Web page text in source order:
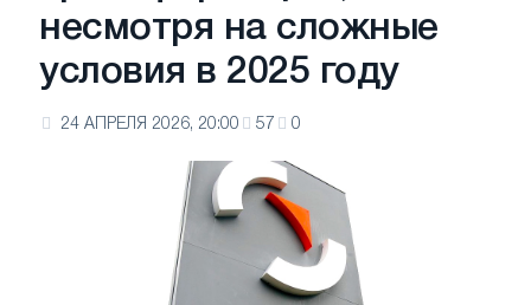
несмотря на сложные
условия в 2025 году
24 АПРЕЛЯ 2026, 20:00 57 0